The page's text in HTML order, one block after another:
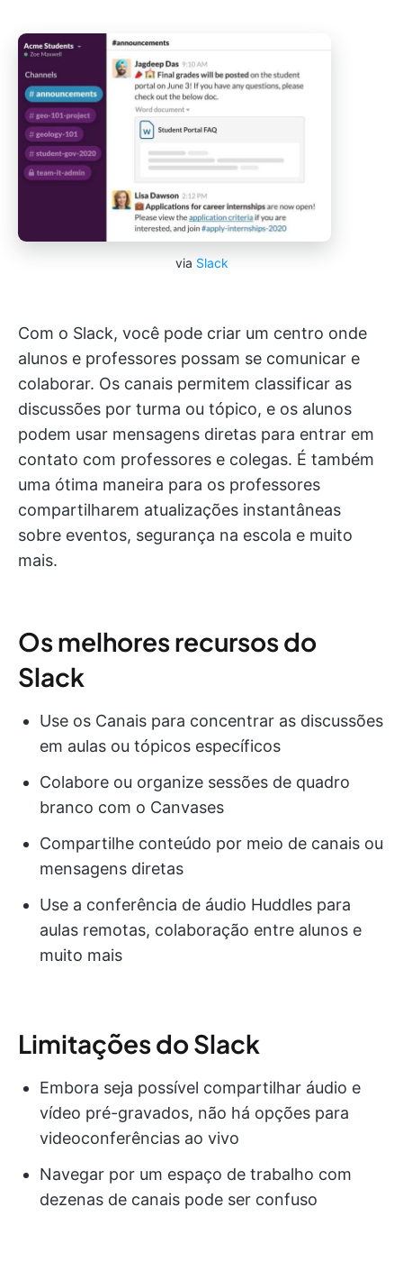
via Slack
Com o Slack, você pode criar um centro onde
alunos e professores possam se comunicar e
colaborar. Os canais permitem classificar as
discussões por turma ou tópico, e os alunos
podem usar mensagens diretas para entrar em
contato com professores e colegas. É também
uma ótima maneira para os professores
compartilharem atualizações instantâneas
sobre eventos, segurança na escola e muito
mais.
Os melhores recursos do
Slack
Use os Canais para concentrar as discussões
em aulas ou tópicos específicos
Colabore ou organize sessões de quadro
branco com o Canvases
Compartilhe conteúdo por meio de canais ou
mensagens diretas
Use a conferência de áudio Huddles para
aulas remotas, colaboração entre alunos e
muito mais
Limitações do Slack
Embora seja possível compartilhar áudio e
vídeo pré-gravados, não há opções para
videoconferências ao vivo
Navegar por um espaço de trabalho com
dezenas de canais pode ser confuso